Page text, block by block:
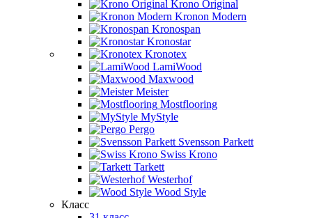
Krono Original
Kronon Modern
Kronospan
Kronostar
Kronotex
LamiWood
Maxwood
Meister
Mostflooring
MyStyle
Pergo
Svensson Parkett
Swiss Krono
Tarkett
Westerhof
Wood Style
Класс